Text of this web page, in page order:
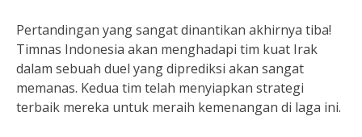
Pertandingan yang sangat dinantikan akhirnya tiba!
Timnas Indonesia akan menghadapi tim kuat Irak
dalam sebuah duel yang diprediksi akan sangat
memanas. Kedua tim telah menyiapkan strategi
terbaik mereka untuk meraih kemenangan di laga ini.